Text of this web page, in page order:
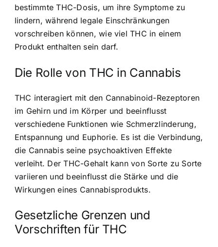
bestimmte THC-Dosis, um ihre Symptome zu
lindern, während legale Einschränkungen
vorschreiben können, wie viel THC in einem
Produkt enthalten sein darf.
Die Rolle von THC in Cannabis
THC interagiert mit den Cannabinoid-Rezeptoren
im Gehirn und im Körper und beeinflusst
verschiedene Funktionen wie Schmerzlinderung,
Entspannung und Euphorie. Es ist die Verbindung,
die Cannabis seine psychoaktiven Effekte
verleiht. Der THC-Gehalt kann von Sorte zu Sorte
variieren und beeinflusst die Stärke und die
Wirkungen eines Cannabisprodukts.
Gesetzliche Grenzen und
Vorschriften für THC